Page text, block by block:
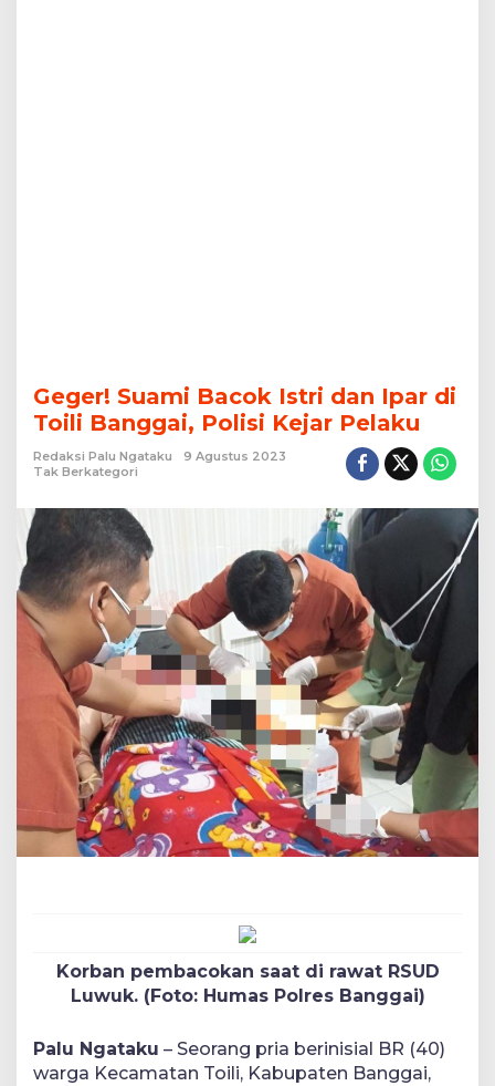
Geger! Suami Bacok Istri dan Ipar di
Toili Banggai, Polisi Kejar Pelaku
Redaksi Palu Ngataku
9 Agustus 2023
Tak Berkategori
Korban pembacokan saat di rawat RSUD
Luwuk. (Foto: Humas Polres Banggai)
Palu Ngataku – Seorang pria berinisial BR (40)
warga Kecamatan Toili, Kabupaten Banggai,